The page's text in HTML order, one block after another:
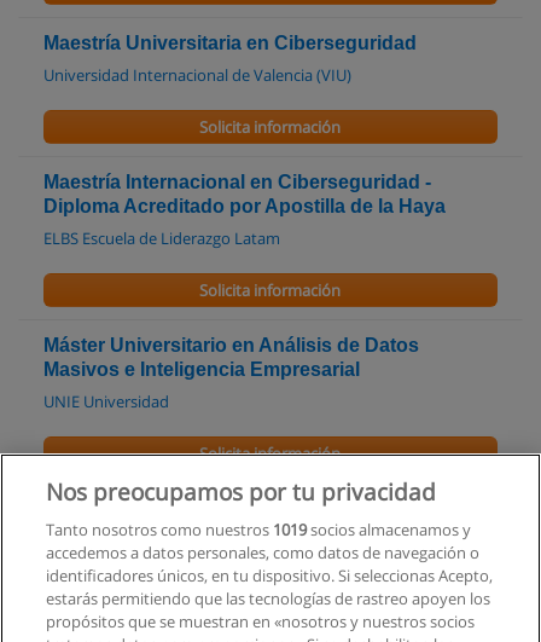
Maestría Universitaria en Ciberseguridad
Universidad Internacional de Valencia (VIU)
Solicita información
Maestría Internacional en Ciberseguridad -
Diploma Acreditado por Apostilla de la Haya
ELBS Escuela de Liderazgo Latam
Solicita información
Máster Universitario en Análisis de Datos
Masivos e Inteligencia Empresarial
UNIE Universidad
Solicita información
Máster en Data Analytics
School of Business and Innovation
Solicita información
Nos preocupamos por tu privacidad
Tanto nosotros como nuestros 1019socios almacenamos y
accedemos a datos personales, como datos de navegación o
identificadores únicos, en tu dispositivo. Si seleccionas Acepto,
estarás permitiendo que las tecnologías de rastreo apoyen los
propósitos que se muestran en «nosotros y nuestros socios